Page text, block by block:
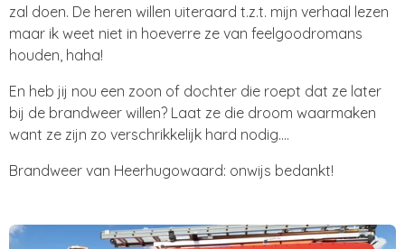
zal doen. De heren willen uiteraard t.z.t. mijn verhaal lezen
maar ik weet niet in hoeverre ze van feelgoodromans
houden, haha!
En heb jij nou een zoon of dochter die roept dat ze later
bij de brandweer willen? Laat ze die droom waarmaken
want ze zijn zo verschrikkelijk hard nodig....
Brandweer van Heerhugowaard: onwijs bedankt!